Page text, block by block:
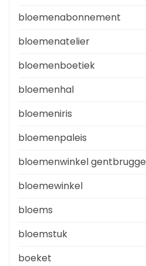
bloemenabonnement
bloemenatelier
bloemenboetiek
bloemenhal
bloemeniris
bloemenpaleis
bloemenwinkel gentbrugge
bloemewinkel
bloems
bloemstuk
boeket